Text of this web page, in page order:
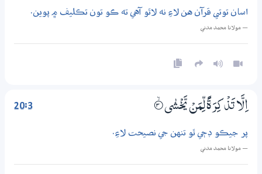
اسان توتي قرآن هن لاءِ نه لاٿو آهي ته ڪو تون تڪليف ۾ پوين.
— مولانا محمد مدني
20:3 اِلَّا تَذْكِرَةً لِّمَنْ يَّخْشٰى 3‏۝ۙ
پر جيڪو ڊڄي ٿو تنهن جي نصيحت لاءِ.
— مولانا محمد مدني